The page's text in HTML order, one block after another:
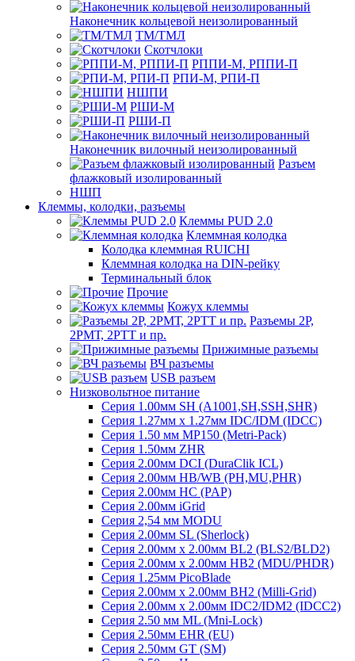
Наконечник кольцевой неизолированный
ТМ/ТМЛ
Скотчлоки
РППИ-М, РППИ-П
РПИ-М, РПИ-П
НШПИ
РШИ-М
РШИ-П
Наконечник вилочный неизолированный
Разъем
флажковый изолированный
НШП
Клеммы, колодки, разъемы
Клеммы PUD 2.0
Клеммная колодка
Колодка клеммная RUICHI
Клеммная колодка на DIN-рейку
Терминальный блок
Прочие
Кожух клеммы
Разъемы 2Р,
2РМТ, 2РТТ и пр.
Прижимные разъемы
ВЧ разъемы
USB разъем
Низковольтное питание
Серия 1.00мм SH (A1001,SH,SSH,SHR)
Серия 1.27мм x 1.27мм IDC/IDM (IDCC)
Серия 1.50 мм MP150 (Metri-Pack)
Серия 1.50мм ZHR
Серия 2.00мм DCI (DuraClik ICL)
Серия 2.00мм HB/WB (PH,MU,PHR)
Серия 2.00мм HC (PAP)
Серия 2.00мм iGrid
Серия 2,54 мм MODU
Серия 2.00мм SL (Sherlock)
Серия 2.00мм x 2.00мм BL2 (BLS2/BLD2)
Серия 2.00мм x 2.00мм HB2 (MDU/PHDR)
Серия 1.25мм PicoBlade
Серия 2.00мм х 2.00мм BH2 (Milli-Grid)
Серия 2.00мм х 2.00мм IDC2/IDM2 (IDCC2)
Серия 2.50 мм ML (Mni-Lock)
Серия 2.50мм EHR (EU)
Серия 2.50мм GT (SM)